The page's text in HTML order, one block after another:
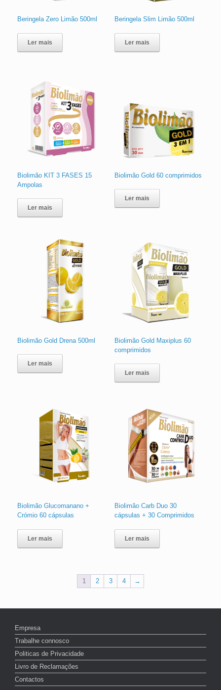
Beringela Zero Limão 500ml
Ler mais
Beringela Slim Limão 500ml
Ler mais
Biolimão KIT 3 FASES 15
Ampolas
Ler mais
Biolimão Gold 60 comprimidos
Ler mais
Biolimão Gold Drena 500ml
Ler mais
Biolimão Gold Maxiplus 60
comprimidos
Ler mais
Biolimão Glucomanano +
Crómio 60 cápsulas
Ler mais
Biolimão Carb Duo 30
cápsulas + 30 Comprimidos
Ler mais
1 2 3 4 →
Empresa
Trabalhe connosco
Politicas de Privacidade
Livro de Reclamações
Contactos